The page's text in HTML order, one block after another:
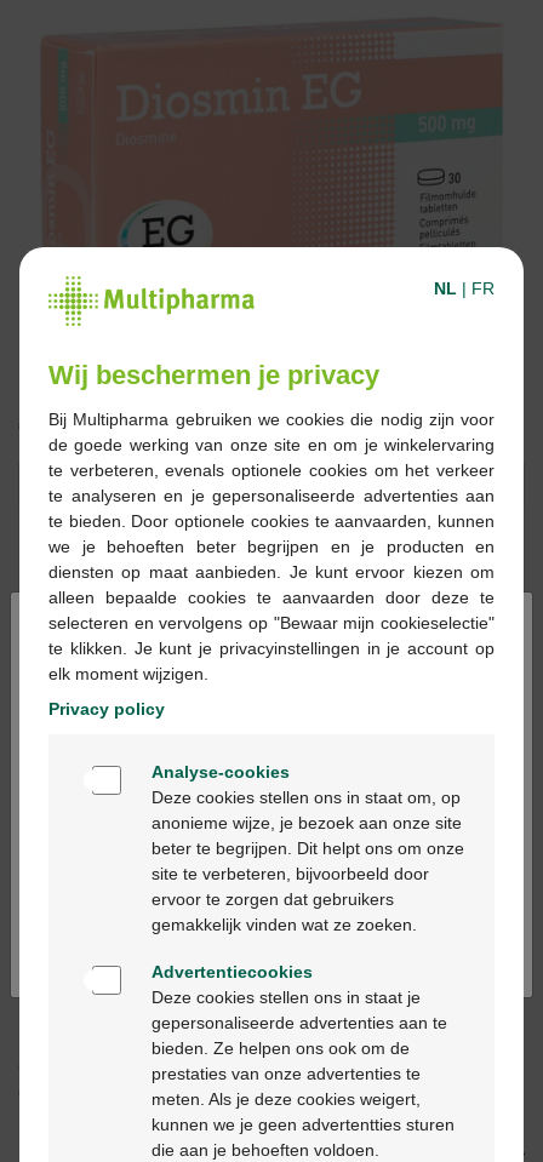
€ 12,36
Bestellen
Op voorraad online
- + In winkelmandje
Max. aantal = 3
Op werkdagen vóór 12u besteld, volgende
levering in je Multipharma apotheek
levering thuis vanaf €55
betalen
Klantendienstvia chat ofcontactformulier
Productbeschrijving
Dit geneesmiddel is alleen geschikt voor volwassenen
Gebruik dit geneesmiddel niet bij kinderen en jongeren
onder de 18 jaar.
×
Bienvenue
Ga verder in het nederlands
Continuez en français
NL | FR
Wij beschermen je privacy
Bij Multipharma gebruiken we cookies die nodig zijn voor
de goede werking van onze site en om je winkelervaring
te verbeteren, evenals optionele cookies om het verkeer
te analyseren en je gepersonaliseerde advertenties aan
te bieden. Door optionele cookies te aanvaarden, kunnen
we je behoeften beter begrijpen en je producten en
diensten op maat aanbieden. Je kunt ervoor kiezen om
alleen bepaalde cookies te aanvaarden door deze te
selecteren en vervolgens op "Bewaar mijn cookieselectie"
te klikken. Je kunt je privacyinstellingen in je account op
elk moment wijzigen.
Privacy policy
Analyse-cookies
Deze cookies stellen ons in staat om, op
anonieme wijze, je bezoek aan onze site
beter te begrijpen. Dit helpt ons om onze
site te verbeteren, bijvoorbeeld door
ervoor te zorgen dat gebruikers
gemakkelijk vinden wat ze zoeken.
Advertentiecookies
Deze cookies stellen ons in staat je
gepersonaliseerde advertenties aan te
bieden. Ze helpen ons ook om de
prestaties van onze advertenties te
meten. Als je deze cookies weigert,
kunnen we je geen advertentties sturen
die aan je behoeften voldoen.